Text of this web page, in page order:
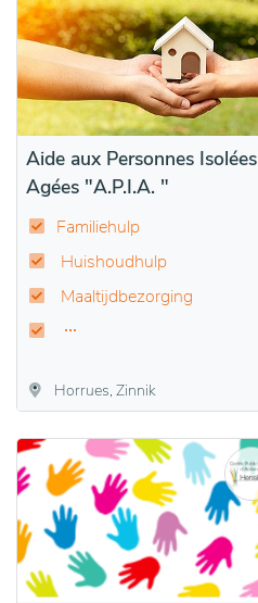
Aide aux Personnes Isolées
Agées "A.P.I.A. "
Familiehulp
Huishoudhulp
Maaltijdbezorging
Horrues, Zinnik